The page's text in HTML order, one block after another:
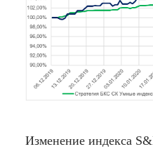
Изменение индекса